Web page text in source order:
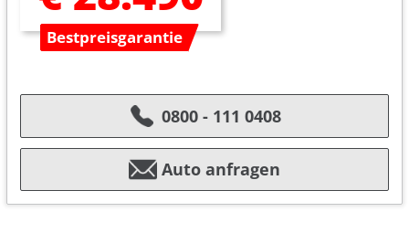
Bestpreisgarantie
0800 - 111 0408
Auto anfragen